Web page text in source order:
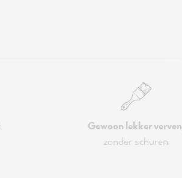
Gewoon lekker verven
zonder schuren